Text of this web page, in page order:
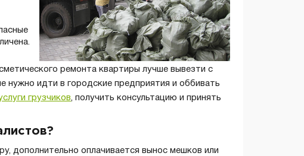
ремонта квартиры лучше вывезти с
идти в городские предприятия и оббивать
грузчиков , получить консультацию и принять
дополнительно оплачивается вынос мешков или